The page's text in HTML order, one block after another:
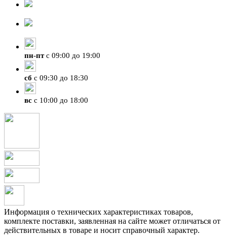
пн-птс 09:00 до 19:00
сб с 09:30 до 18:30
вс с 10:00 до 18:00
Информация о технических характеристиках товаров,
комплекте поставки, заявленная на сайте может отличаться от
действительных в товаре и носит справочный характер.